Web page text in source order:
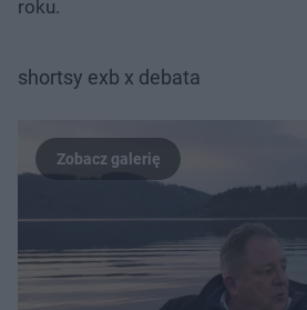
roku.
shortsy exb x debata